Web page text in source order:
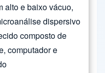
alto e baixo vácuo,
dispersivo
composto de
computador e